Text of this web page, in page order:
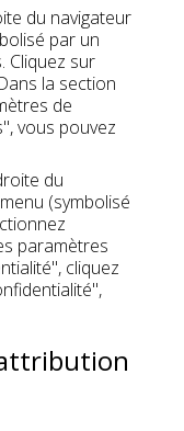
du navigateur
par un
Cliquez sur
la section
de
vous pouvez
du
(symbolisé
paramètres
cliquez